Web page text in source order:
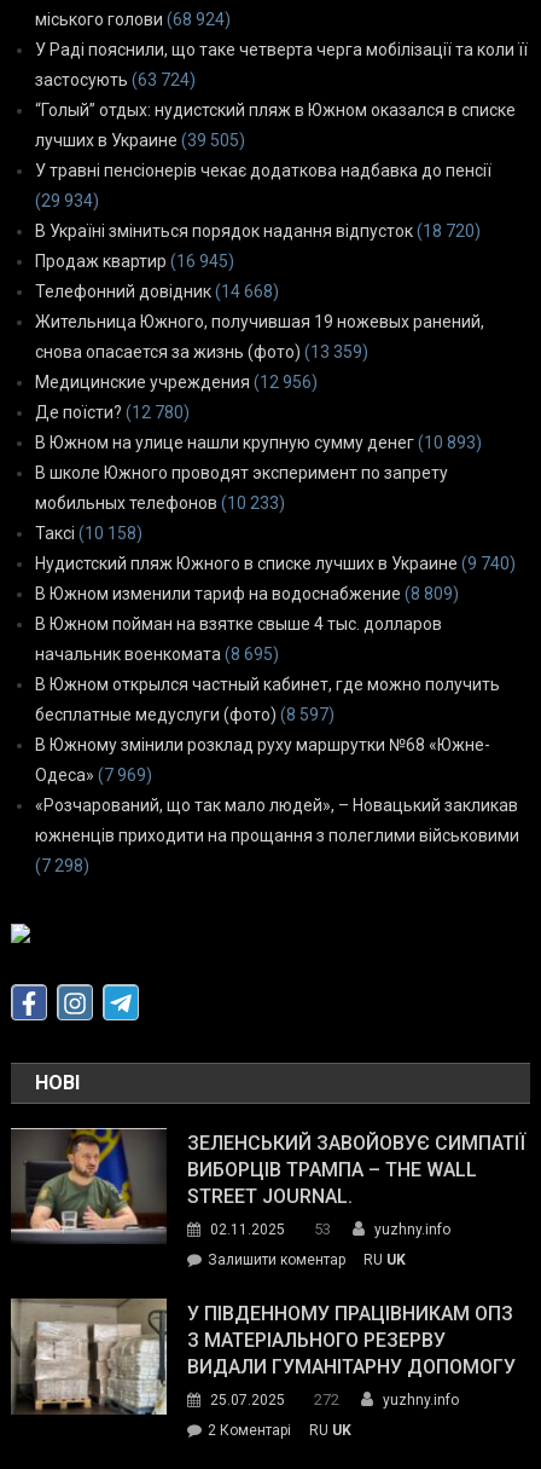
міського голови (68 924)
У Раді пояснили, що таке четверта черга мобілізації та коли її
застосують (63 724)
“Голый” отдых: нудистский пляж в Южном оказался в списке
лучших в Украине (39 505)
У травні пенсіонерів чекає додаткова надбавка до пенсії
(29 934)
В Україні зміниться порядок надання відпусток(18 720)
Продаж квартир (16 945)
Телефонний довідник(14 668)
Жительница Южного, получившая 19 ножевых ранений,
снова опасается за жизнь (фото) (13 359)
Медицинские учреждения (12 956)
Де поїсти? (12 780)
В Южном на улице нашли крупную сумму денег(10 893)
В школе Южного проводят эксперимент по запрету
мобильных телефонов (10 233)
Таксі (10 158)
Нудистский пляж Южного в списке лучших в Украине (9 740)
В Южном изменили тариф на водоснабжение (8 809)
В Южном пойман на взятке свыше 4 тыс. долларов
начальник военкомата (8 695)
В Южном открылся частный кабинет, где можно получить
бесплатные медуслуги (фото) (8 597)
В Южному змінили розклад руху маршрутки №68 «Южне-
Одеса» (7 969)
«Розчарований, що так мало людей», – Новацький закликав
южненців приходити на прощання з полеглими військовими
(7 298)
НОВІ
ЗЕЛЕНСЬКИЙ ЗАВОЙОВУЄ СИМПАТІЇ
ВИБОРЦІВ ТРАМПА – THE WALL
STREET JOURNAL.
02.11.2025 53
yuzhny.info
Залишити коментарon
завойовує
симпатії
виборців
The
RU UK
У ПІВДЕННОМУ ПРАЦІВНИКАМ ОПЗ
З МАТЕРІАЛЬНОГО РЕЗЕРВУ
ВИДАЛИ ГУМАНІТАРНУ ДОПОМОГУ
25.07.2025 272
yuzhny.info
2 Коментарі
RU UK